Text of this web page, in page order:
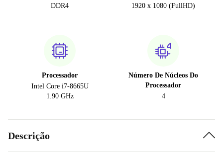
DDR4
1920 x 1080 (FullHD)
Processador
Intel Core i7-8665U
1.90 GHz
Número De Núcleos Do
Processador
4
Descrição